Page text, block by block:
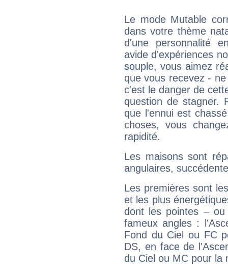
Le mode Mutable
dans votre thème
d'une personnalité
avide d'expériences
souple, vous aimez
que vous recevez -
c'est le danger de
question de stagner.
que l'ennui est
choses, vous
rapidité.
Les maisons sont
angulaires,
Les premières sont
et les plus
dont les pointes –
fameux angles :
Fond du Ciel ou FC
DS, en face de
du Ciel ou MC pour la